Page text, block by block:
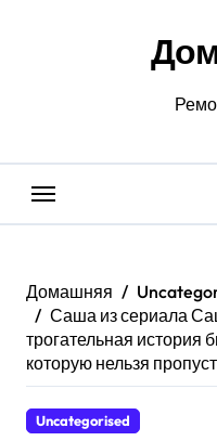
Домашняя
Саша из сериала
трогательная история
которую нельзя
Uncategorised